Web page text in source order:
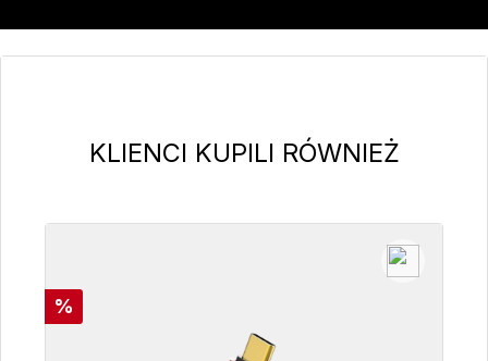
Pomiń galerię produktów
KLIENCI KUPILI RÓWNIEŻ
Rabat
%